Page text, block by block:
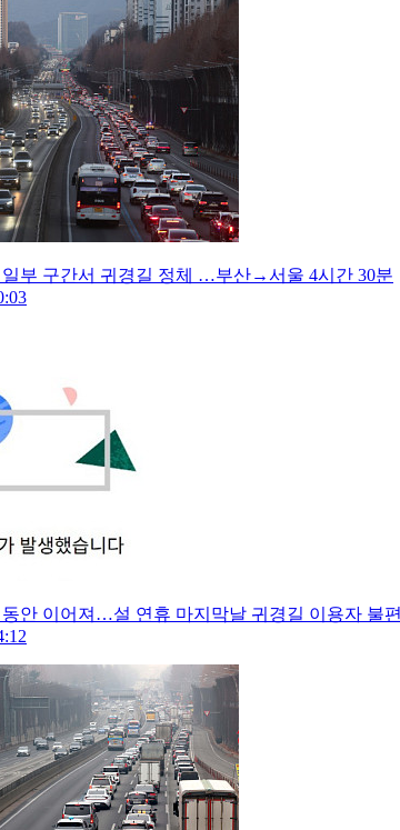
일부 구간서 귀경길 정체 …부산→서울 4시간 30분
안 이어져…설 연휴 마지막날 귀경길 이용자 불편